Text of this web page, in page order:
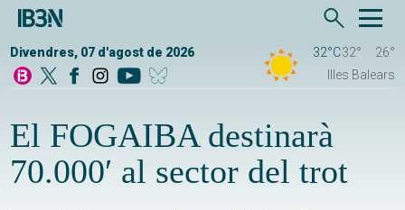
Divendres, 07 d'agost de 2026 32°C32°
26°
Illes Balears
El FOGAIBA destinarà
70.000′ al sector del trot